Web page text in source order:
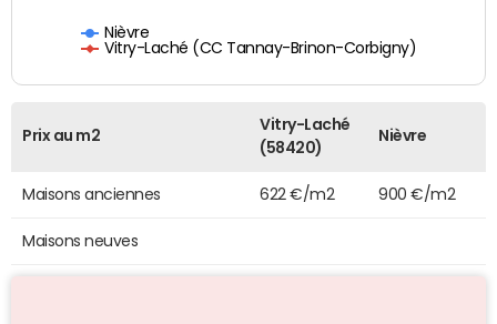
Nièvre
Vitry-Laché (CC Tannay-Brinon-Corbigny)
Prix au m2
Vitry-Laché
(58420)
Nièvre
Maisons anciennes 622 €/m2 900 €/m2
Maisons neuves